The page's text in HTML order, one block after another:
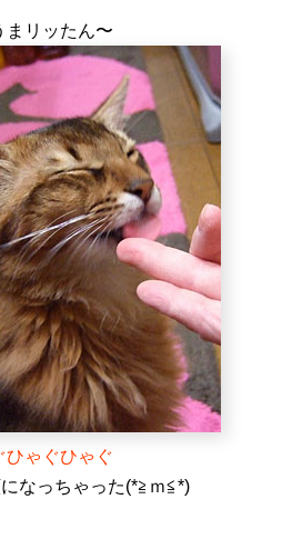
まリッたん〜
ひゃぐひゃぐ
なっちゃった(*≧ｍ≦*)